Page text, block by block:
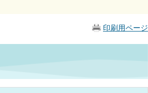
印刷用ページ